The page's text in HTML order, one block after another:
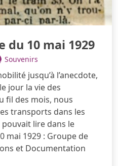
du 10 mai 1929
Souvenirs
jusqu’à l’anecdote,
jour la vie des
fil des mois, nous
transports dans les
pouvait lire dans le
mai 1929 : Groupe de
et Documentation